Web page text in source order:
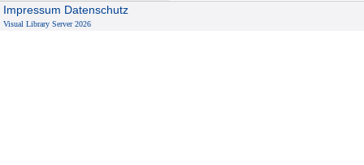
Impressum Datenschutz
Visual Library Server 2026